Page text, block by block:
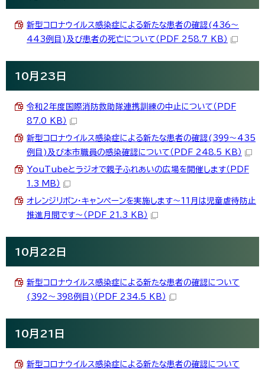
新型コロナウイルス感染症による新たな患者の確認(436～
443例目)及び患者の死亡について（PDF 258.7 KB）
10月23日
令和2年度国際消防救助隊連携訓練の中止について（PDF
87.0 KB）
新型コロナウイルス感染症による新たな患者の確認(399～435
例目)及び本市職員の感染確認について（PDF 248.5 KB）
YouTubeとラジオで親子ふれあいの広場を開催します（PDF
1.3 MB）
オレンジリボン・キャンペーンを実施します～11月は児童虐待防止
推進月間です～（PDF 21.3 KB）
10月22日
新型コロナウイルス感染症による新たな患者の確認について
(392～398例目)（PDF 234.5 KB）
10月21日
新型コロナウイルス感染症による新たな患者の確認について